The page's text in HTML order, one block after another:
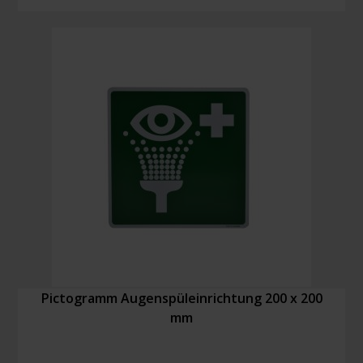
Pictogramm Augenspüleinrichtung 200 x 200
mm